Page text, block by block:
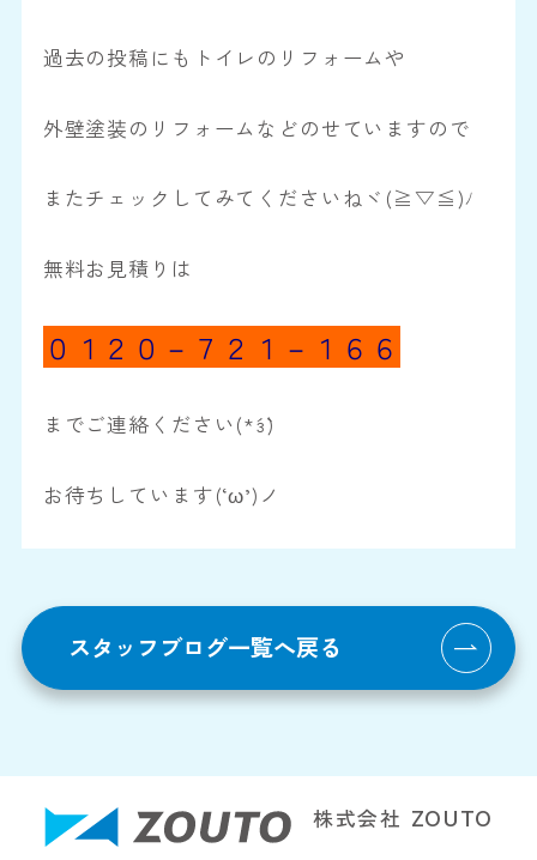
過去の投稿にもトイレのリフォームや
外壁塗装のリフォームなどのせていますので
またチェックしてみてくださいねヾ(≧▽≦)ﾉ
無料お見積りは
０１２０－７２１－１６６
までご連絡ください(*´з`)
お待ちしています(‘ω’)ノ
スタッフブログ一覧へ戻る
株式会社 ZOUTO